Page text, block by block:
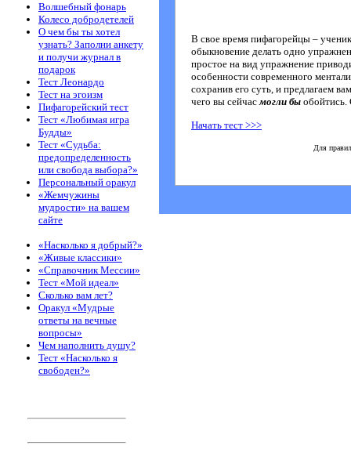
Волшебный фонарь
Колесо добродетелей
О чем бы ты хотел
узнать? Заполни анкету
и получи журнал в
подарок
Тест Леонардо
Тест на эгоизм
Пифагорейский тест
Тест «Любимая игра
Будды»
Тест «Судьба:
предопределенность
или свобода выбора?»
Персональный оракул
«Жемчужины
мудрости» на вашем
сайте
«Насколько я добрый?»
«Живые классики»
«Справочник Мессии»
Тест «Мой идеал»
Сколько вам лет?
Оракул «Мудрые
ответы на вечные
вопросы»
Чем наполнить душу?
Тест «Насколько я
свободен?»
В свое время пифагорейцы –
обыкновение делать одно
простое на вид упражнение
особенности современного
сохранив его суть, и предлагаем
чего вы сейчасмогли бы обойтись.
Начать теcт >>>
Для